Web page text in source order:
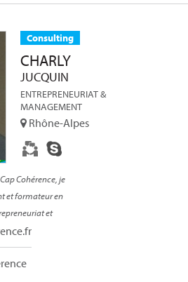
EXPERTISE
FORMATIONS
E-LEARNING
BLOG
Consulting
CHARLY
JUCQUIN
ENTREPRENEURIAT &
MANAGEMENT
Rhône-Alpes
Cohérence, je
et formateur en
et